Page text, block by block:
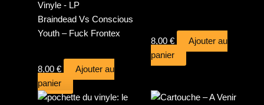
Vinyle - LP
Braindead Vs Conscious
Youth – Fuck Frontex
8,00 €
Ajouter au
panier
8,00 €
Ajouter au
panier